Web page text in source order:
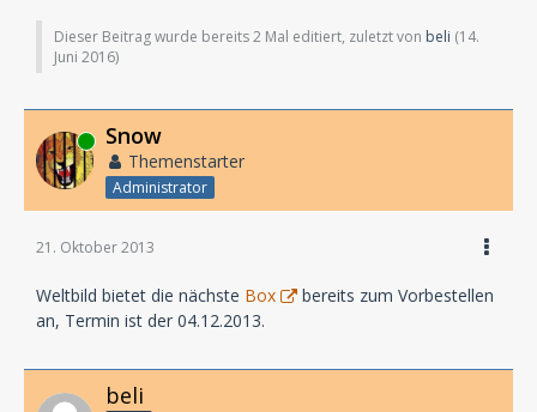
Dieser Beitrag wurde bereits 2 Mal editiert, zuletzt von beli (14.
Juni 2016)
Online Snow
Themenstarter
Administrator
21. Oktober 2013
Weltbild bietet die nächste Box
bereits zum Vorbestellen
an, Termin ist der 04.12.2013.
beli